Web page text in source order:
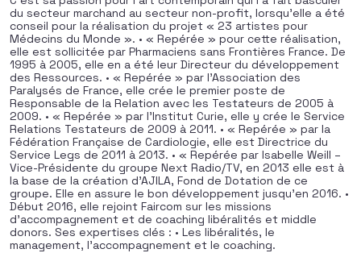
du secteur marchand au secteur non-profit, lorsqu’elle a été
conseil pour la réalisation du projet « 23 artistes pour
Médecins du Monde ». • « Repérée » pour cette réalisation,
elle est sollicitée par Pharmaciens sans Frontières France. De
1995 à 2005, elle en a été leur Directeur du développement
des Ressources. • « Repérée » par l’Association des
Paralysés de France, elle crée le premier poste de
Responsable de la Relation avec les Testateurs de 2005 à
2009. • « Repérée » par l’Institut Curie, elle y crée le Service
Relations Testateurs de 2009 à 2011. • « Repérée » par la
Fédération Française de Cardiologie, elle est Directrice du
Service Legs de 2011 à 2013. • « Repérée par Isabelle Weill –
Vice-Présidente du groupe Next Radio/TV, en 2013 elle est à
la base de la création d’AJILA, Fond de Dotation de ce
groupe. Elle en assure le bon développement jusqu’en 2016. •
Début 2016, elle rejoint Faircom sur les missions
d’accompagnement et de coaching libéralités et middle
donors. Ses expertises clés : • Les libéralités, le
management, l’accompagnement et le coaching.